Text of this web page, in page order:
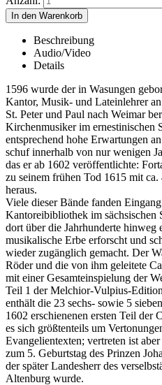
Beschreibung
Audio/Video
Details
1596 wurde der in Wasungen
Kantor, Musik- und Lateinlehrer
St. Peter und Paul nach Weimar
Kirchenmusiker im ernestinischen
entsprechend hohe Erwartungen
schuf innerhalb von nur wenigen
das er ab 1602 veröffentlichte:
zu seinem frühen Tod 1615 mit
heraus.
Viele dieser Bände fanden
Kantoreibibliothek im sächsischen
dort über die Jahrhunderte hinweg
musikalische Erbe erforscht und
wieder zugänglich gemacht. Der
Röder und die von ihm geleitete
mit einer Gesamteinspielung der
Teil 1 der Melchior-Vulpius-
enthält die 23 sechs- sowie 5
1602 erschienenen ersten Teil der
es sich größtenteils um
Evangelientexten; vertreten ist
zum 5. Geburtstag des Prinzen
der später Landesherr des
Altenburg wurde.